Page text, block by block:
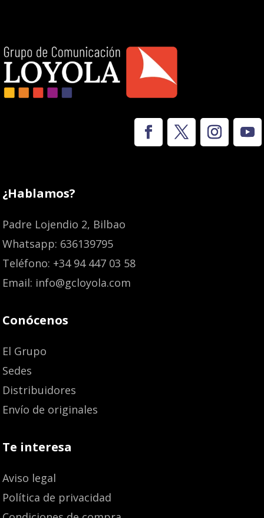
¿Hablamos?
Padre Lojendio 2, Bilbao
Whatsapp: 636139795
Teléfono: +34 94 447 03 58
Email: info@gcloyola.com
Conócenos
El Grupo
Sedes
Distribuidores
Envío de originales
Te interesa
Aviso legal
Política de privacidad